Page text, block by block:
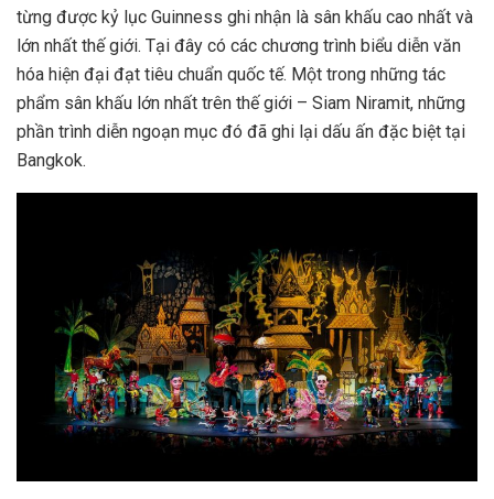
từng được kỷ lục Guinness ghi nhận là sân khấu cao nhất và
lớn nhất thế giới. Tại đây có các chương trình biểu diễn văn
hóa hiện đại đạt tiêu chuẩn quốc tế. Một trong những tác
phẩm sân khấu lớn nhất trên thế giới – Siam Niramit, những
phần trình diễn ngoạn mục đó đã ghi lại dấu ấn đặc biệt tại
Bangkok.